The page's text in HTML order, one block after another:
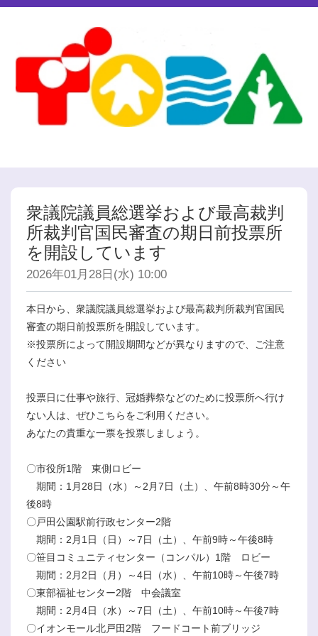
衆議院議員総選挙および最高裁判
所裁判官国民審査の期日前投票所
を開設しています
2026年01月28日(水) 10:00
本日から、衆議院議員総選挙および最高裁判所裁判官国民
審査の期日前投票所を開設しています。
※投票所によって開設期間などが異なりますので、ご注意
ください
投票日に仕事や旅行、冠婚葬祭などのために投票所へ行け
ない人は、ぜひこちらをご利用ください。
あなたの貴重な一票を投票しましょう。
〇市役所1階 東側ロビー
期間：1月28日（水）～2月7日（土）、午前8時30分～午
後8時
〇戸田公園駅前行政センター2階
期間：2月1日（日）～7日（土）、午前9時～午後8時
〇笹目コミュニティセンター（コンパル）1階 ロビー
期間：2月2日（月）～4日（水）、午前10時～午後7時
〇東部福祉センター2階 中会議室
期間：2月4日（水）～7日（土）、午前10時～午後7時
〇イオンモール北戸田2階 フードコート前ブリッジ